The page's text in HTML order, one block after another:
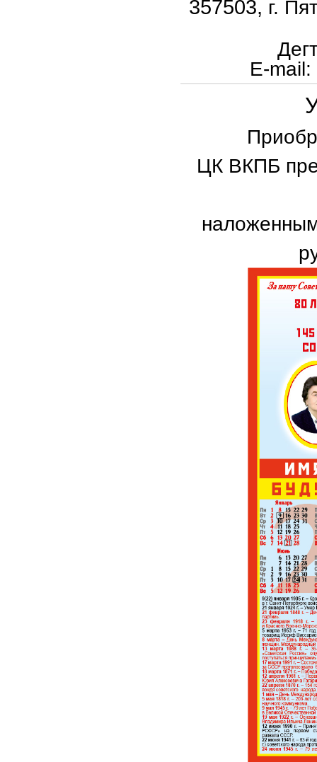
357503, г.
E-mail:
ЦК ВКПБ